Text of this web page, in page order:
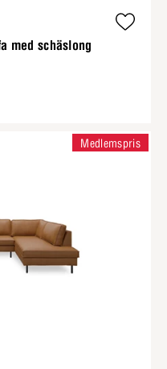
med schäslong
Medlemspris